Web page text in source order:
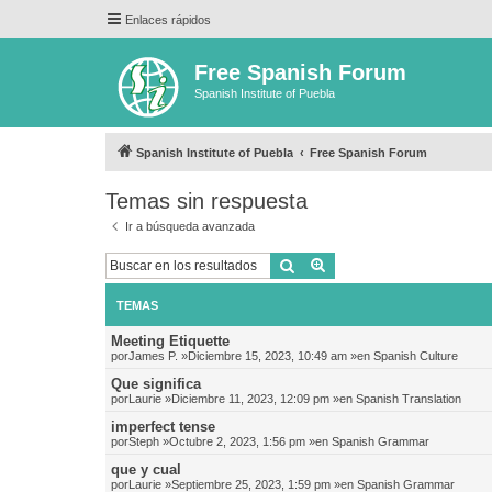
Enlaces rápidos
Free Spanish Forum
Spanish Institute of Puebla
Spanish Institute of Puebla Free Spanish Forum
Temas sin respuesta
Ir a búsqueda avanzada
Buscar
TEMAS
Meeting Etiquette
porJames P. »Diciembre 15, 2023, 10:49 am »en Spanish Culture
Que significa
porLaurie »Diciembre 11, 2023, 12:09 pm »en Spanish Translation
imperfect tense
porSteph »Octubre 2, 2023, 1:56 pm »en Spanish Grammar
que y cual
porLaurie »Septiembre 25, 2023, 1:59 pm »en Spanish Grammar